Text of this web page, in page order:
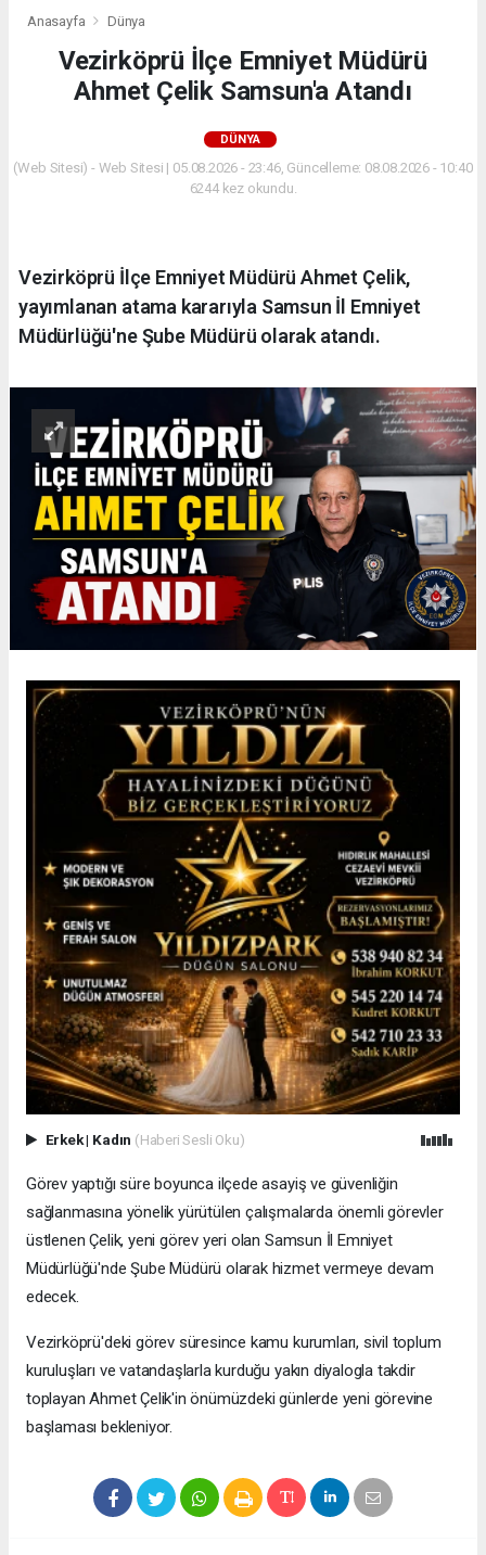
Anasayfa Dünya
Vezirköprü İlçe Emniyet Müdürü
Ahmet Çelik Samsun'a Atandı
DÜNYA
(Web Sitesi) - Web Sitesi | 05.08.2026 - 23:46, Güncelleme: 08.08.2026 - 10:40
6244 kez okundu.
Vezirköprü İlçe Emniyet Müdürü Ahmet Çelik,
yayımlanan atama kararıyla Samsun İl Emniyet
Müdürlüğü'ne Şube Müdürü olarak atandı.
Erkek| Kadın (Haberi Sesli Oku)
Görev yaptığı süre boyunca ilçede asayiş ve güvenliğin
sağlanmasına yönelik yürütülen çalışmalarda önemli görevler
üstlenen Çelik, yeni görev yeri olan Samsun İl Emniyet
Müdürlüğü'nde Şube Müdürü olarak hizmet vermeye devam
edecek.
Vezirköprü'deki görev süresince kamu kurumları, sivil toplum
kuruluşları ve vatandaşlarla kurduğu yakın diyalogla takdir
toplayan Ahmet Çelik'in önümüzdeki günlerde yeni görevine
başlaması bekleniyor.